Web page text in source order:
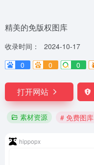
精美的免版权图库
收录时间：
2024-10-17
0
0 0
打开网站
素材资源 # 免费图库
hippopx